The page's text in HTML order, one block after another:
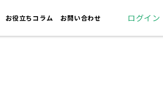
お役立ちコラム お問い合わせ ログイン